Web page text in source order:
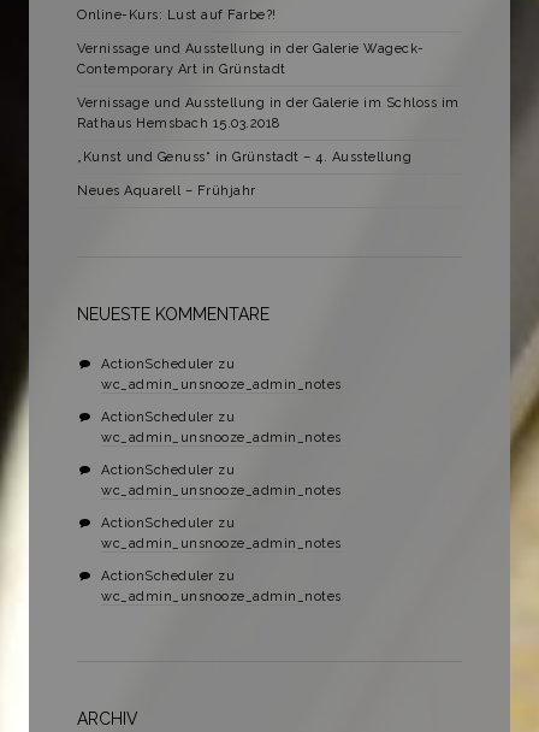
Online-Kurs: Lust auf Farbe?!
Vernissage und Ausstellung in der Galerie Wageck-
Contemporary Art in Grünstadt
Vernissage und Ausstellung in der Galerie im Schloss im
Rathaus Hemsbach 15.03.2018
„Kunst und Genuss“ in Grünstadt – 4. Ausstellung
Neues Aquarell – Frühjahr
NEUESTE KOMMENTARE
ActionScheduler zu
wc_admin_unsnooze_admin_notes
ActionScheduler zu
wc_admin_unsnooze_admin_notes
ActionScheduler zu
wc_admin_unsnooze_admin_notes
ActionScheduler zu
wc_admin_unsnooze_admin_notes
ActionScheduler zu
wc_admin_unsnooze_admin_notes
ARCHIV